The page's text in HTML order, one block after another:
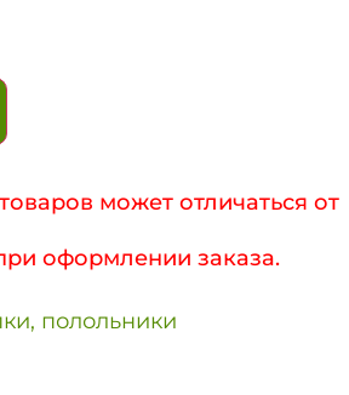
может отличаться от
оформлении заказа.
полольники